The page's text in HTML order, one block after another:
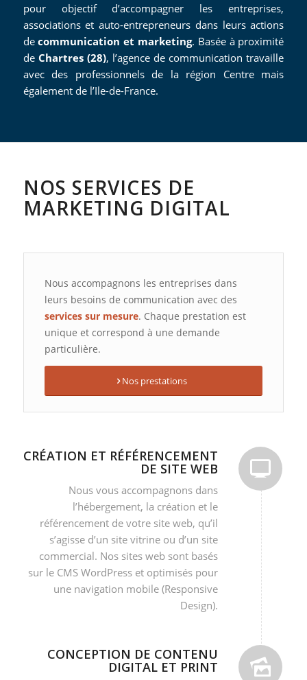
pour objectif d’accompagner les entreprises,
associations et auto-entrepreneurs dans leurs actions
decommunication et marketing. Basée à proximité
de Chartres (28), l’agence de communication travaille
avec des professionnels de la région Centre mais
également de l’Ile-de-France.
NOS SERVICES DE
MARKETING DIGITAL
Nous accompagnons les entreprises dans
leurs besoins de communication avec des
services sur mesure. Chaque prestation est
unique et correspond à une demande
particulière.
Nos prestations
CRÉATION ET RÉFÉRENCEMENT
DE SITE WEB
Nous vous accompagnons dans
l’hébergement, la création et le
référencement de votre site web, qu’il
s’agisse d’un site vitrine ou d’un site
commercial. Nos sites web sont basés
sur le CMS WordPress et optimisés pour
une navigation mobile (Responsive
Design).
CONCEPTION DE CONTENU
DIGITAL ET PRINT